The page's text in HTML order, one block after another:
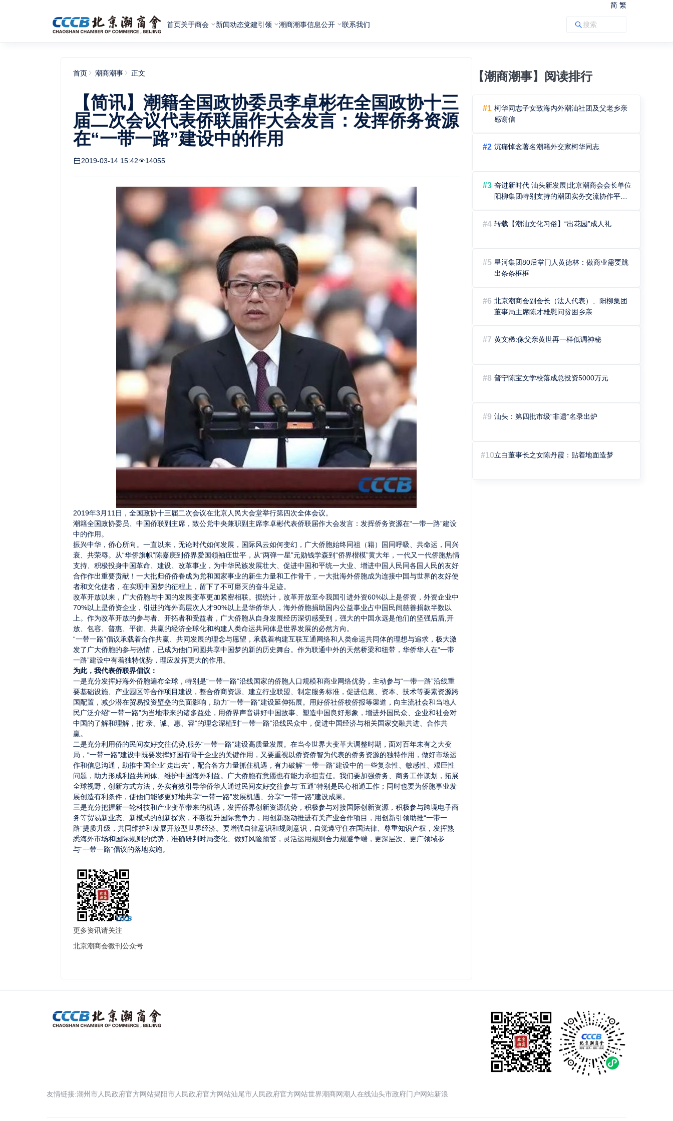
简 繁
首页关于商会 新闻动态党建引领 潮商潮事信息公开 联系我们
首页 潮商潮事 正文
【简讯】潮籍全国政协委员李卓彬在全国政协十三
届二次会议代表侨联届作大会发言：发挥侨务资源
在“一带一路”建设中的作用
2019-03-14 15:42 14055
2019年3月11日，全国政协十三届二次会议在北京人民大会堂举行第四次全体会议。
潮籍全国政协委员、中国侨联副主席，致公党中央兼职副主席李卓彬代表侨联届作大会发言：发挥侨务资源在“一带一路”建设
中的作用。
振兴中华，侨心所向。一直以来，无论时代如何发展，国际风云如何变幻，广大侨胞始终同祖（籍）国同呼吸、共命运，同兴
衰、共荣辱。从“华侨旗帜”陈嘉庚到侨界爱国领袖庄世平，从“两弹一星”元勋钱学森到“侨界楷模”黄大年，一代又一代侨胞热情
支持、积极投身中国革命、建设、改革事业，为中华民族发展壮大、促进中国和平统一大业、增进中国人民同各国人民的友好
合作作出重要贡献！一大批归侨侨眷成为党和国家事业的新生力量和工作骨干，一大批海外侨胞成为连接中国与世界的友好使
者和文化使者，在实现中国梦的征程上，留下了不可磨灭的奋斗足迹。
改革开放以来，广大侨胞与中国的发展变革更加紧密相联。据统计，改革开放至今我国引进外资60%以上是侨资，外资企业中
70%以上是侨资企业，引进的海外高层次人才90%以上是华侨华人，海外侨胞捐助国内公益事业占中国民间慈善捐款半数以
上。作为改革开放的参与者、开拓者和受益者，广大侨胞从自身发展经历深切感受到，强大的中国永远是他们的坚强后盾,开
放、包容、普惠、平衡、共赢的经济全球化和构建人类命运共同体是世界发展的必然方向。
“一带一路”倡议承载着合作共赢、共同发展的理念与愿望，承载着构建互联互通网络和人类命运共同体的理想与追求，极大激
发了广大侨胞的参与热情，已成为他们同圆共享中国梦的新的历史舞台。作为联通中外的天然桥梁和纽带，华侨华人在“一带
一路”建设中有着独特优势，理应发挥更大的作用。
为此，我代表侨联界倡议：
一是充分发挥好海外侨胞遍布全球，特别是“一带一路”沿线国家的侨胞人口规模和商业网络优势，主动参与“一带一路”沿线重
要基础设施、产业园区等合作项目建设，整合侨商资源、建立行业联盟、制定服务标准，促进信息、资本、技术等要素资源跨
国配置，减少潜在贸易投资壁垒的负面影响，助力“一带一路”建设延伸拓展。用好侨社侨校侨报等渠道，向主流社会和当地人
民广泛介绍“一带一路”为当地带来的诸多益处，用侨界声音讲好中国故事、塑造中国良好形象，增进外国民众、企业和社会对
中国的了解和理解，把“亲、诚、惠、容”的理念深植到“一带一路”沿线民众中，促进中国经济与相关国家交融共进、合作共
赢。
二是充分利用侨的民间友好交往优势,服务“一带一路”建设高质量发展。在当今世界大变革大调整时期，面对百年未有之大变
局，“一带一路”建设中既要发挥好国有骨干企业的关键作用，又要重视以侨资侨智为代表的侨务资源的独特作用，做好市场运
作和信息沟通，助推中国企业“走出去”，配合各方力量抓住机遇，有力破解“一带一路”建设中的一些复杂性、敏感性、艰巨性
问题，助力形成利益共同体、维护中国海外利益。广大侨胞有意愿也有能力承担责任。我们要加强侨务、商务工作谋划，拓展
全球视野，创新方式方法，务实有效引导华侨华人通过民间友好交往参与“五通”特别是民心相通工作；同时也要为侨胞事业发
展创造有利条件，使他们能够更好地共享“一带一路”发展机遇、分享“一带一路”建设成果。
三是充分把握新一轮科技和产业变革带来的机遇，发挥侨界创新资源优势，积极参与对接国际创新资源，积极参与跨境电子商
务等贸易新业态、新模式的创新探索，不断提升国际竞争力，用创新驱动推进有关产业合作项目，用创新引领助推“一带一
路”提质升级，共同维护和发展开放型世界经济。要增强自律意识和规则意识，自觉遵守住在国法律、尊重知识产权，发挥熟
悉海外市场和国际规则的优势，准确研判时局变化、做好风险预警，灵活运用规则合力规避争端，更深层次、更广领域参
与“一带一路”倡议的落地实施。
更多资讯请关注
北京潮商会微刊公众号
【潮商潮事】阅读排行
#1 柯华同志子女致海内外潮汕社团及父老乡亲
感谢信
#2 沉痛悼念著名潮籍外交家柯华同志
#3 奋进新时代 汕头新发展|北京潮商会会长单位
阳柳集团特别支持的潮团实务交流协作平台
#4 转载【潮汕文化习俗】“出花园”成人礼
#5 星河集团80后掌门人黄德林：做商业需要跳
出条条框框
#6 北京潮商会副会长（法人代表）、阳柳集团
董事局主席陈才雄慰问贫困乡亲
#7 黄文稀:像父亲黄世再一样低调神秘
#8 普宁陈宝文学校落成总投资5000万元
#9 汕头：第四批市级“非遗”名录出炉
#10立白董事长之女陈丹霞：贴着地面造梦
友情链接:潮州市人民政府官方网站揭阳市人民政府官方网站汕尾市人民政府官方网站世界潮商网潮人在线汕头市政府门户网站新浪